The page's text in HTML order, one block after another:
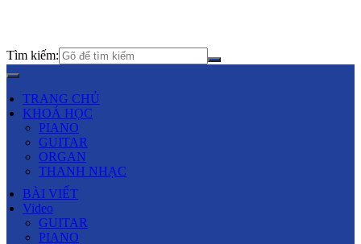
Tìm kiếm:
TRANG CHỦ
KHOÁ HỌC
PIANO
GUITAR
ORGAN
THANH NHẠC
BÀI VIẾT
Video
GUITAR
PIANO